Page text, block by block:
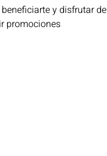
y disfrutar de
promociones